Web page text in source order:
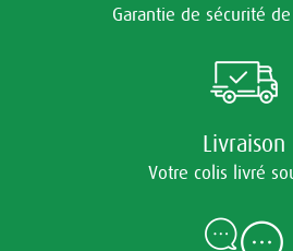
Garantie de sécurité
Livraison
Votre colis livré